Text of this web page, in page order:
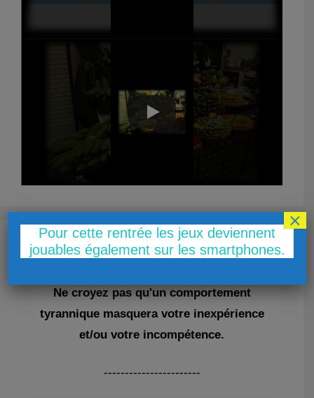
La pensée du jour :
Ne croyez pas qu'un comportement
tyrannique masquera votre inexpérience
et/ou votre incompétence.
-----------------------
Pour cette rentrée les jeux deviennent
jouables également sur les smartphones.
×